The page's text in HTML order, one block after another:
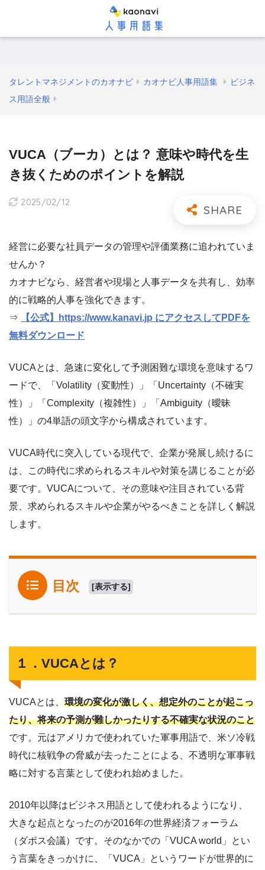
タレントマネジメントのカオナビ カオナビ人事用語集
ビジネ
ス用語全般
VUCA（ブーカ）とは？ 意味や時代を生
き抜くためのポイントを解説
2025/02/12
経営に必要な社員データの管理や評価業務に追われていま
せんか？
カオナビなら、経営者や現場と人事データを共有し、効率
的に戦略的人事を強化できます。
⇒
【公式】https://www.kanavi.jp にアクセスしてPDFを
無料ダウンロード
VUCAとは、急速に変化して予測困難な環境を意味するワ
ードで、「Volatility（変動性）」「Uncertainty（不確実
性）」「Complexity（複雑性）」「Ambiguity（曖昧
性）」の4単語の頭文字から構成されています。
VUCA時代に突入している現代で、企業が発展し続けるに
は、この時代に求められるスキルや対策を講じることが必
要です。VUCAについて、その意味や注目されている背
景、求められるスキルや企業がやるべきことを詳しく解説
します。
目次 [表示する]
１．VUCAとは？
VUCAとは、 環境の変化が激しく、想定外のことが起こっ
たり、将来の予測が難しかったりする不確実な状況のこと
です。元はアメリカで使われていた軍事用語で、米ソ冷戦
時代に核戦争の脅威が去ったことによる、不透明な軍事戦
略に対する言葉として使われ始めました。
2010年以降はビジネス用語として使われるようになり、
大きな起点となったのが2016年の世界経済フォーラム
（ダボス会議）です。そのなかでの「VUCA world」とい
う言葉をきっかけに、「VUCA」というワードが世界的に